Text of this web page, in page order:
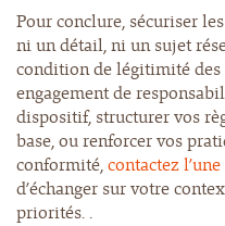
Pour conclure, sécuriser
ni un détail, ni un sujet
condition de légitimité des
engagement de
dispositif, structurer vos
base, ou renforcer vos
conformité,contactez
d’échanger sur votre
priorités. .